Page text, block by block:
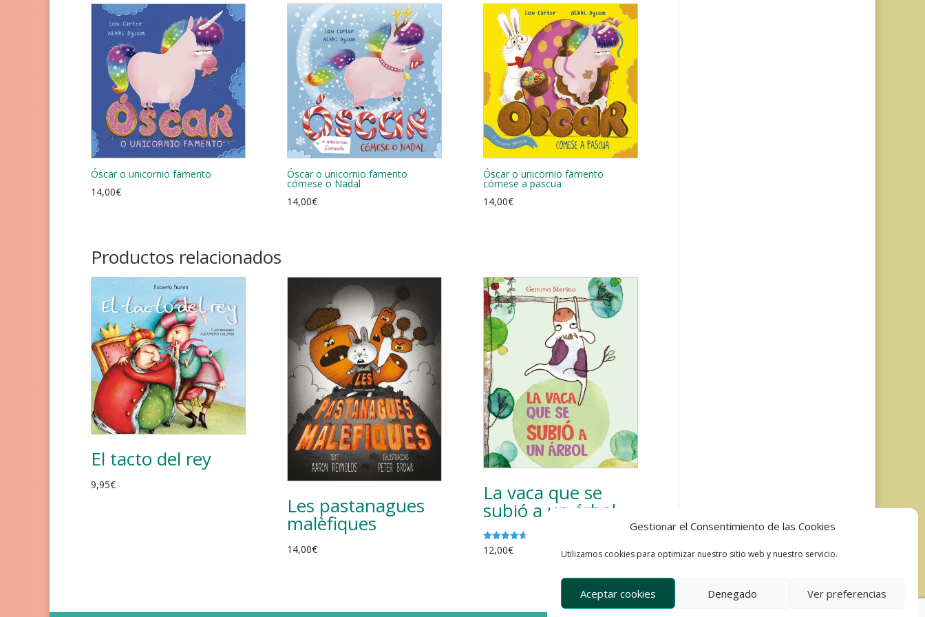
Gestionar el Consentimiento de las Cookies
Utilizamos cookies para optimizar nuestro sitio web y nuestro servicio.
Aceptar cookies Denegado Ver preferencias
Óscar o unicornio famento
14,00€
Óscar o unicornio famento
cómese o Nadal
14,00€
Óscar o unicornio famento
cómese a pascua
14,00€
Productos relacionados
El tacto del rey
9,95€
Les pastanagues
malèfiques
14,00€
La vaca que se
subió a un árbol
Valorado
con
12,00€